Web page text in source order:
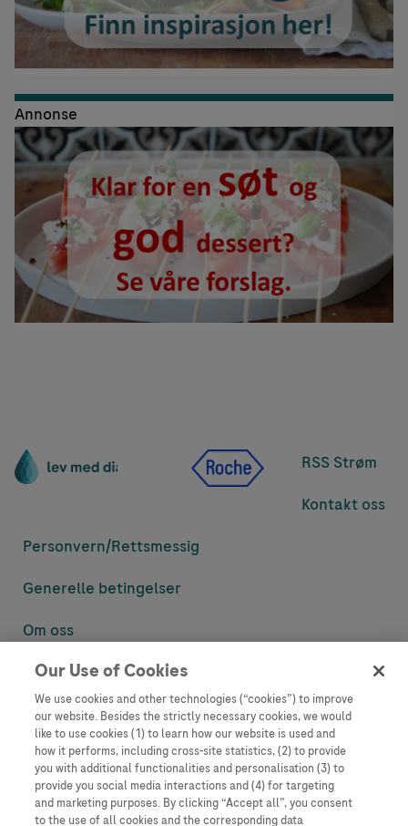
Annonse
RSS Strøm
Kontakt oss
Personvern/Rettsmessig
Generelle betingelser
Om oss
Denne nettsiden inneholder informasjon som er målsatt til en stor
informasjon som ellers ikke er tilgjengelig eller gyldig i ditt land.
Vennligst vær oppmerksom på at vi ikke tar noe ansvar for tilgang til
informasjon som muligens ikke er i samsvar med noen gyldig juridisk
prosess, regulering, registrering eller bruk i bostedslandet ditt.
Roche har ikke alltid mulighet til å kvalitetssikre andres innlegg, men
vil fjerne villedende eller upassende innlegg så langt det lar seg gjøre.
Our Use of Cookies
We use cookies and other technologies (“cookies”) to improve
our website. Besides the strictly necessary cookies, we would
like to use cookies (1) to learn how our website is used and
how it performs, including cross-site statistics, (2) to provide
you with additional functionalities and personalisation (3) to
provide you social media interactions and (4) for targeting
and marketing purposes. By clicking “Accept all”, you consent
to the use of all cookies and the corresponding data